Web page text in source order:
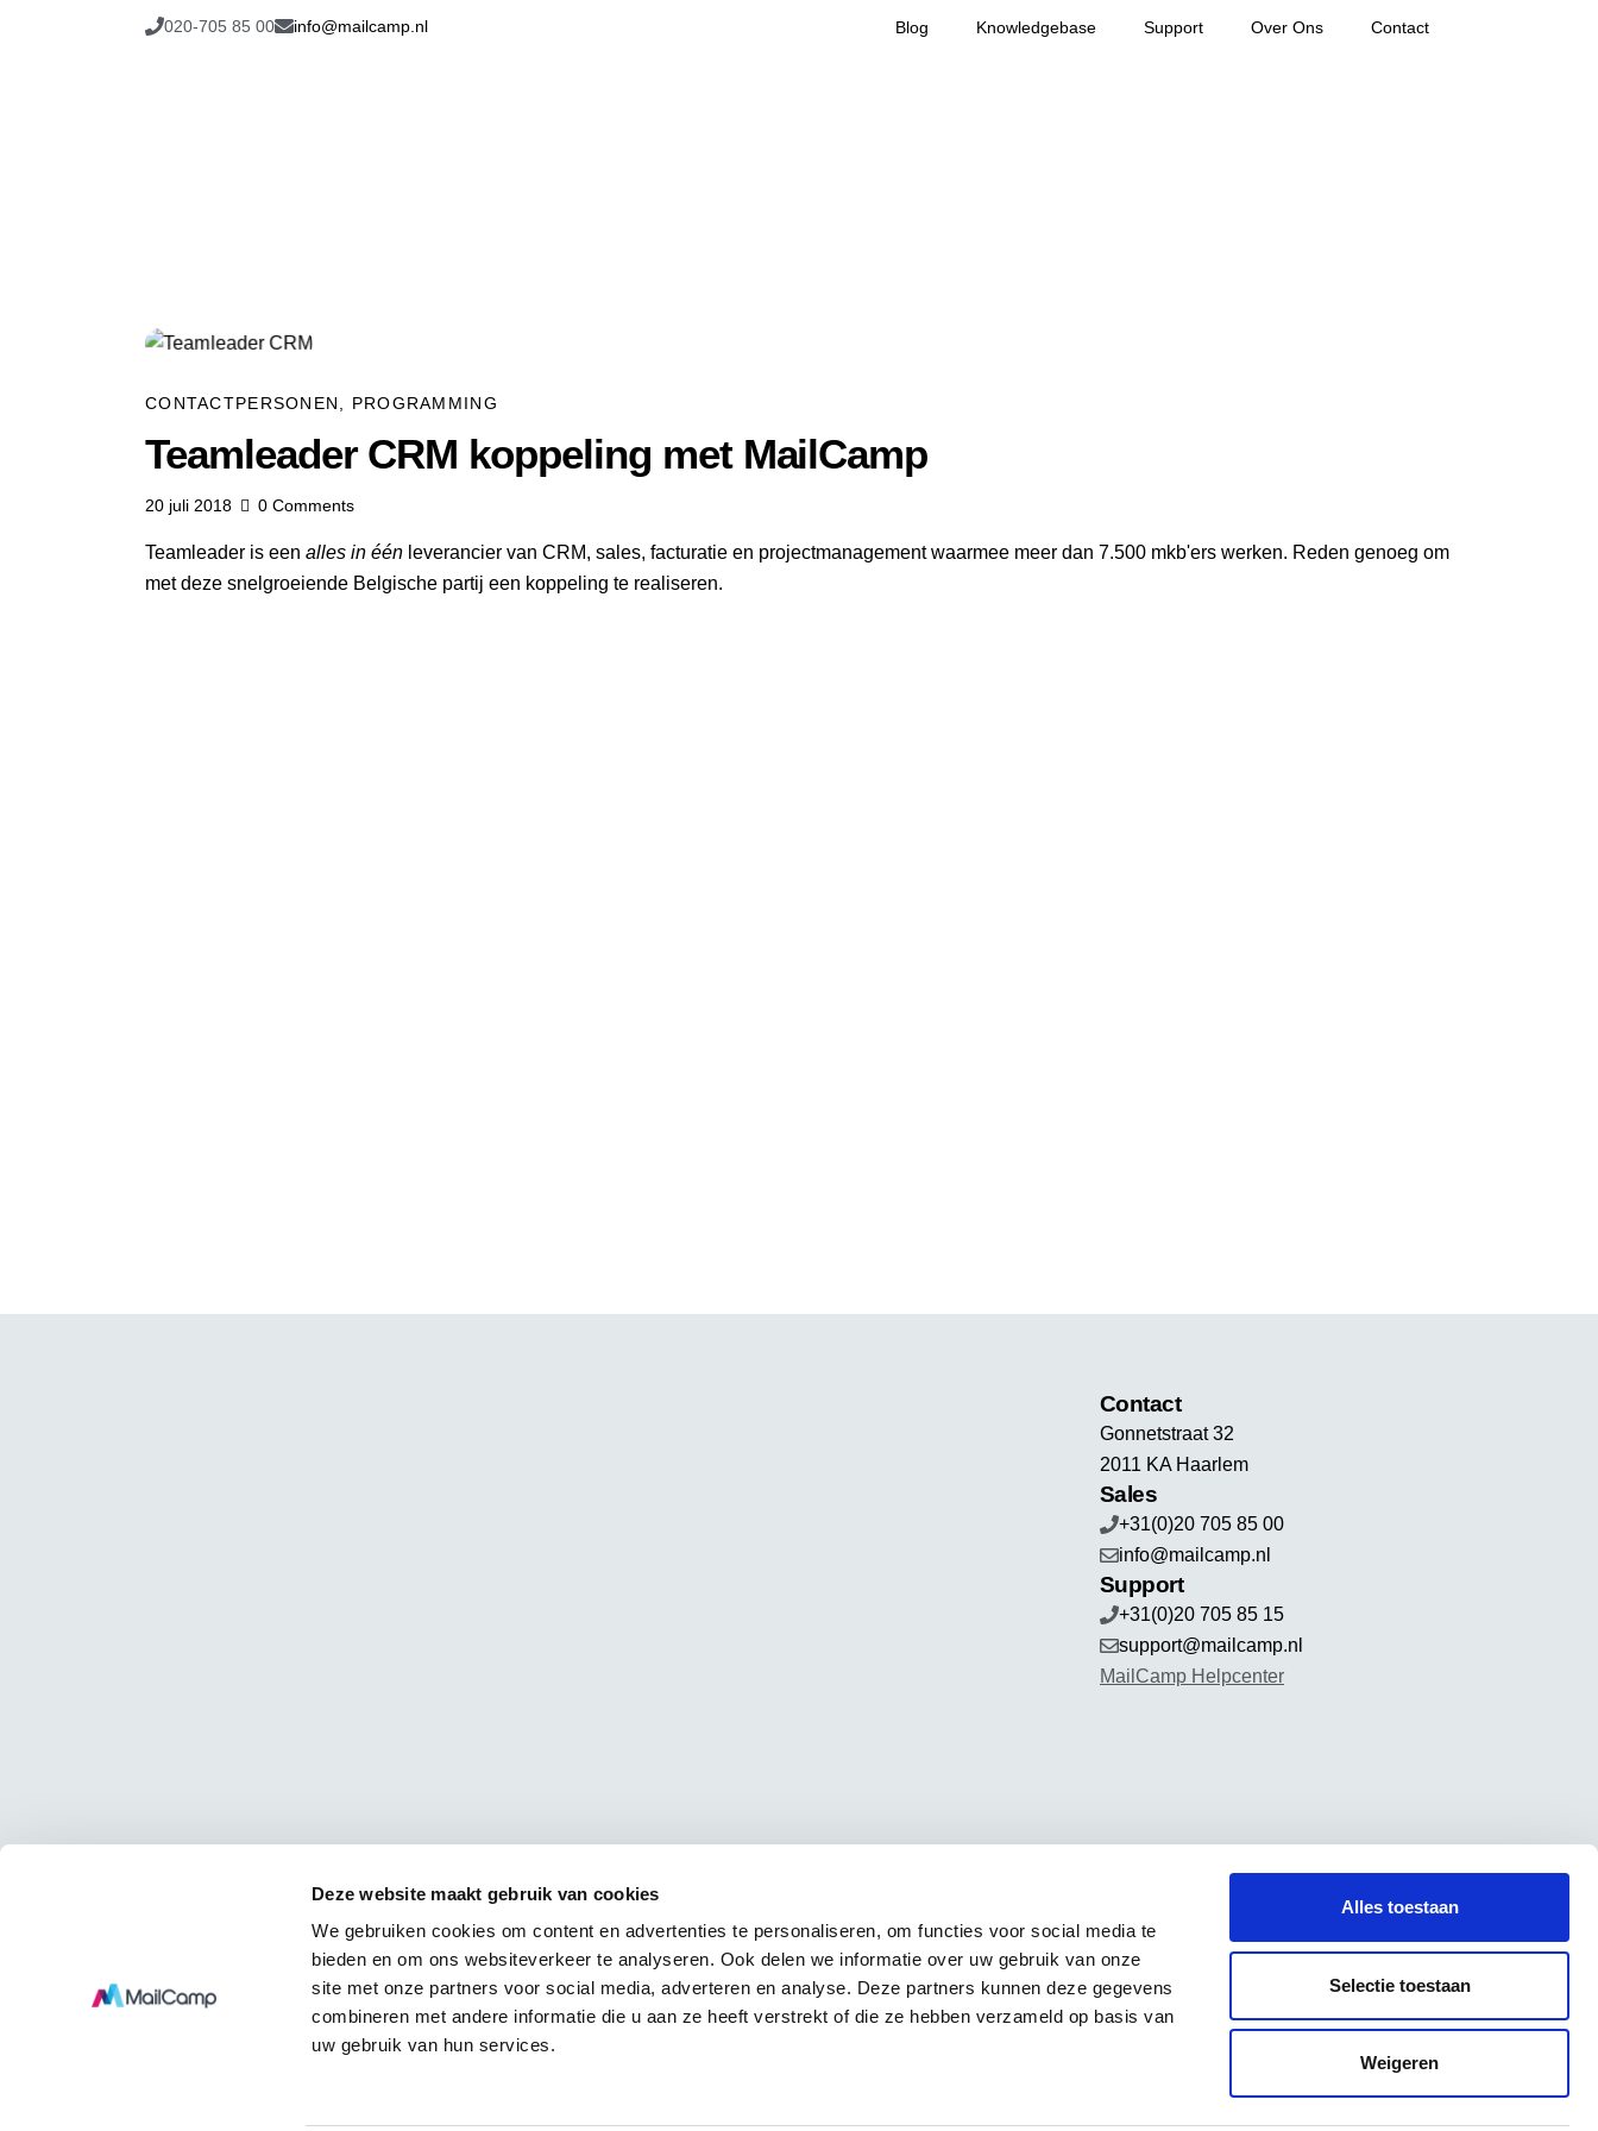
Deze website maakt gebruik van cookies
We gebruiken cookies om content en advertenties te personaliseren, om functies voor social media te
bieden en om ons websiteverkeer te analyseren. Ook delen we informatie over uw gebruik van onze
site met onze partners voor social media, adverteren en analyse. Deze partners kunnen deze gegevens
combineren met andere informatie die u aan ze heeft verstrekt of die ze hebben verzameld op basis van
uw gebruik van hun services.
Alles toestaan
Selectie toestaan
Weigeren
020-705 85 00 info@mailcamp.nl Blog Knowledgebase Support Over Ons Contact
CONTACTPERSONEN, PROGRAMMING
Teamleader CRM koppeling met MailCamp
20 juli 2018 0 Comments
Teamleader is een alles in één leverancier van CRM, sales, facturatie en projectmanagement waarmee meer dan 7.500 mkb'ers werken. Reden genoeg om
met deze snelgroeiende Belgische partij een koppeling te realiseren.
Contact
Gonnetstraat 32
2011 KA Haarlem
Sales
+31(0)20 705 85 00
info@mailcamp.nl
Support
+31(0)20 705 85 15
support@mailcamp.nl
MailCamp Helpcenter